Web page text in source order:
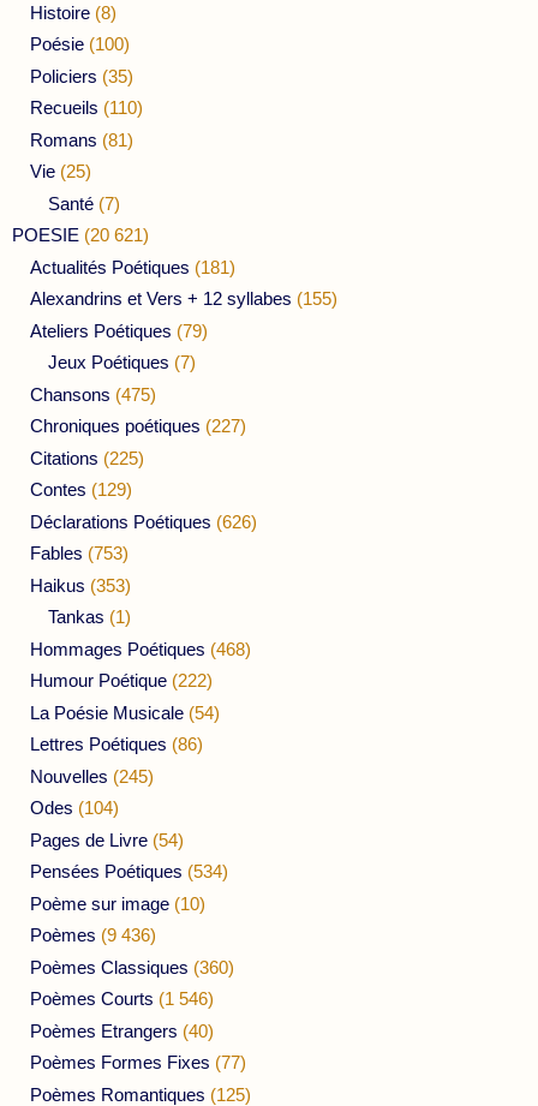
Histoire (8)
Poésie (100)
Policiers (35)
Recueils (110)
Romans (81)
Vie (25)
Santé (7)
POESIE (20 621)
Actualités Poétiques (181)
Alexandrins et Vers + 12 syllabes (155)
Ateliers Poétiques (79)
Jeux Poétiques (7)
Chansons (475)
Chroniques poétiques (227)
Citations (225)
Contes (129)
Déclarations Poétiques (626)
Fables (753)
Haikus (353)
Tankas (1)
Hommages Poétiques (468)
Humour Poétique (222)
La Poésie Musicale (54)
Lettres Poétiques (86)
Nouvelles (245)
Odes (104)
Pages de Livre (54)
Pensées Poétiques (534)
Poème sur image (10)
Poèmes (9 436)
Poèmes Classiques (360)
Poèmes Courts (1 546)
Poèmes Etrangers (40)
Poèmes Formes Fixes (77)
Poèmes Romantiques (125)